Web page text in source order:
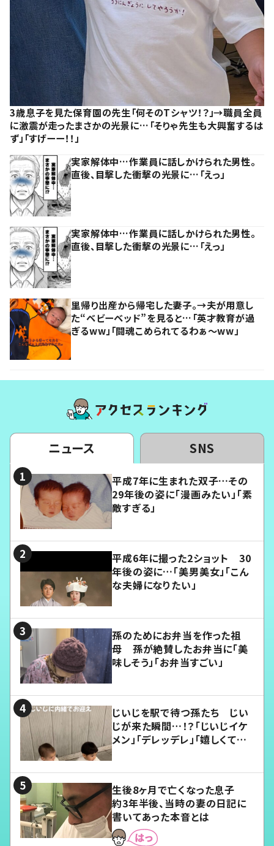
3歳息子を見た保育園の先生「何そのTシャツ！？」→職員全員
に激震が走ったまさかの光景に…「そりゃ先生も大興奮するは
ず」「すげーー！！」
実家解体中…作業員に話しかけられた男性。
直後、目撃した衝撃の光景に…「えっ」
実家解体中…作業員に話しかけられた男性。
直後、目撃した衝撃の光景に…「えっ」
里帰り出産から帰宅した妻子。→夫が用意し
た“ベビーベッド”を見ると…「英才教育が過
ぎるww」「闘魂こめられてるわぁ～ww」
ニュース SNS
平成7年に生まれた双子…その
29年後の姿に「漫画みたい」「素
敵すぎる」
平成6年に撮った2ショット 30
年後の姿に…「美男美女」「こん
な夫婦になりたい」
孫のためにお弁当を作った祖
母 孫が絶賛したお弁当に「美
味しそう」「お弁当すごい」
じいじを駅で待つ孫たち じい
じが来た瞬間…！？「じいじイケ
メン」「デレッデレ」「嬉しくて可
生後8ヶ月で亡くなった息子
約3年半後、当時の妻の日記に
書いてあった本音とは